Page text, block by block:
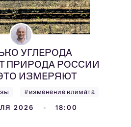
УГЛЕРОДА
ПРИРОДА РОССИИ
ИЗМЕРЯЮТ
#изменение климата
2026 18:00